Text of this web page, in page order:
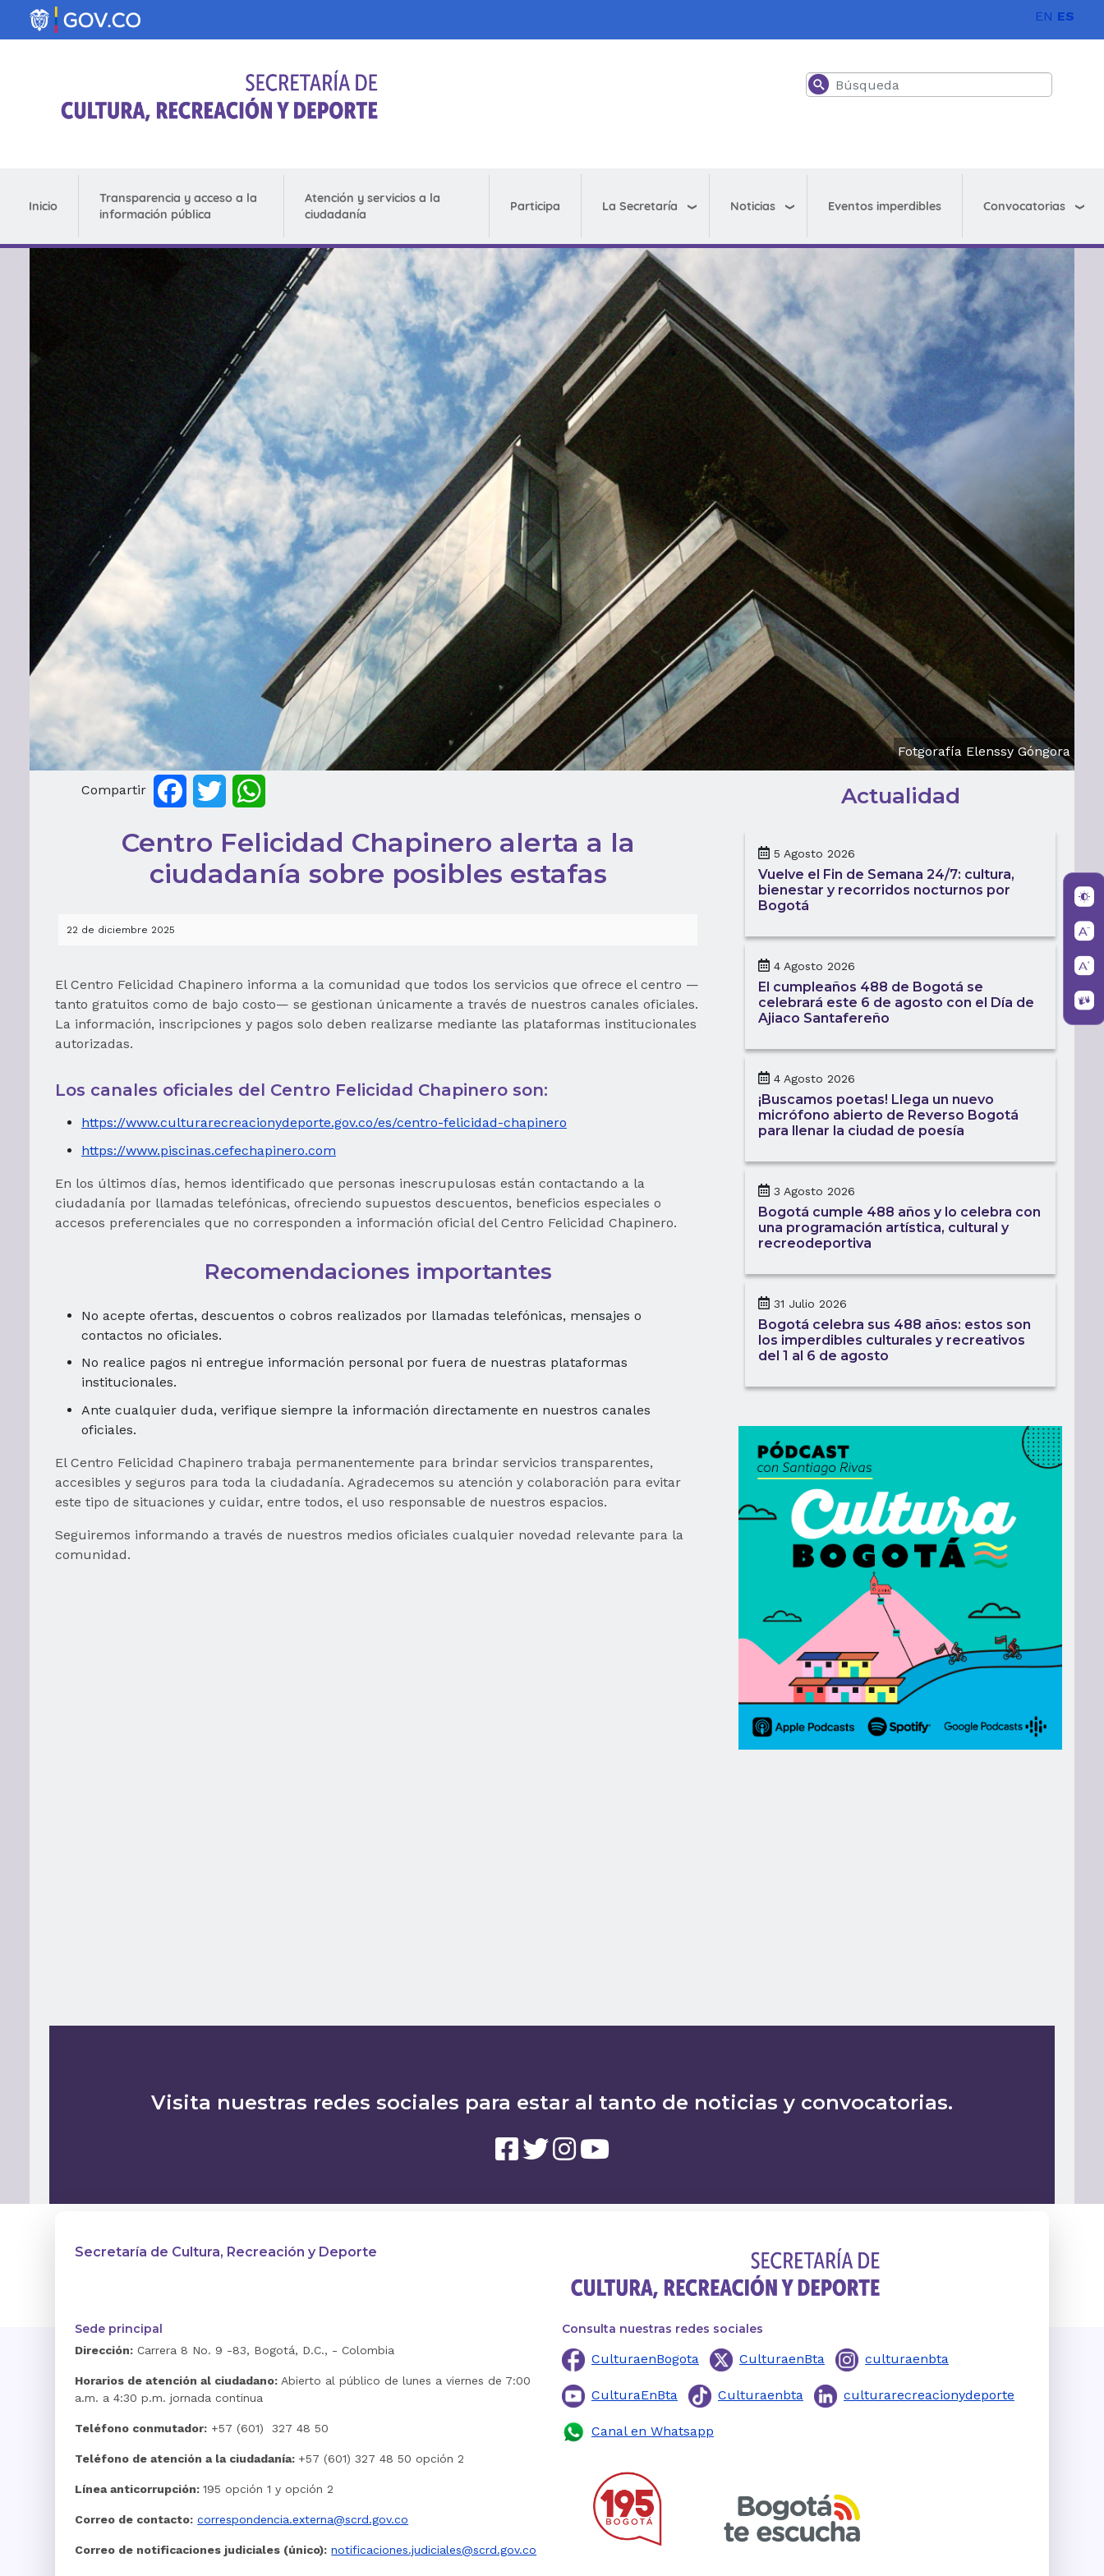
Pasar al contenido principal EN ES
Buscar
Inicio
Transparencia y acceso a la
información pública
Atención y servicios a la
ciudadanía
Participa La Secretaría Noticias Eventos imperdibles Convocatorias
Fotgorafía Elenssy Góngora
Compartir FacebookTwitter
Centro Felicidad Chapinero alerta a la
ciudadanía sobre posibles estafas
22 de diciembre 2025
El Centro Felicidad Chapinero informa a la comunidad que todos los servicios que ofrece el centro —
tanto gratuitos como de bajo costo— se gestionan únicamente a través de nuestros canales oficiales.
La información, inscripciones y pagos solo deben realizarse mediante las plataformas institucionales
autorizadas.
Los canales oficiales del Centro Felicidad Chapinero son:
https://www.culturarecreacionydeporte.gov.co/es/centro-felicidad-chapinero
https://www.piscinas.cefechapinero.com
En los últimos días, hemos identificado que personas inescrupulosas están contactando a la
ciudadanía por llamadas telefónicas, ofreciendo supuestos descuentos, beneficios especiales o
accesos preferenciales que no corresponden a información oficial del Centro Felicidad Chapinero.
Recomendaciones importantes
No acepte ofertas, descuentos o cobros realizados por llamadas telefónicas, mensajes o
contactos no oficiales.
No realice pagos ni entregue información personal por fuera de nuestras plataformas
institucionales.
Ante cualquier duda, verifique siempre la información directamente en nuestros canales
oficiales.
El Centro Felicidad Chapinero trabaja permanentemente para brindar servicios transparentes,
accesibles y seguros para toda la ciudadanía. Agradecemos su atención y colaboración para evitar
este tipo de situaciones y cuidar, entre todos, el uso responsable de nuestros espacios.
Seguiremos informando a través de nuestros medios oficiales cualquier novedad relevante para la
comunidad.
Actualidad
5 Agosto 2026
Vuelve el Fin de Semana 24/7: cultura,
bienestar y recorridos nocturnos por
Bogotá
4 Agosto 2026
El cumpleaños 488 de Bogotá se
celebrará este 6 de agosto con el Día de
Ajiaco Santafereño
4 Agosto 2026
¡Buscamos poetas! Llega un nuevo
micrófono abierto de Reverso Bogotá
para llenar la ciudad de poesía
3 Agosto 2026
Bogotá cumple 488 años y lo celebra con
una programación artística, cultural y
recreodeportiva
31 Julio 2026
Bogotá celebra sus 488 años: estos son
los imperdibles culturales y recreativos
del 1 al 6 de agosto
Visita nuestras redes sociales para estar al tanto de noticias y convocatorias.
Secretaría de Cultura, Recreación y Deporte
Sede principal
Dirección: Carrera 8 No. 9 -83, Bogotá, D.C., - Colombia
Horarios de atención al ciudadano: Abierto al público de lunes a viernes de 7:00
a.m. a 4:30 p.m. jornada continua
Teléfono conmutador: +57 (601) 327 48 50
Teléfono de atención a la ciudadanía: +57 (601) 327 48 50 opción 2
Línea anticorrupción:195 opción 1 y opción 2
Correo de contacto: correspondencia.externa@scrd.gov.co
Correo de notificaciones judiciales (único): notificaciones.judiciales@scrd.gov.co
Consulta nuestras redes sociales
CulturaenBogota CulturaenBta culturaenbta
CulturaEnBta Culturaenbta culturarecreacionydeporte
Canal en Whatsapp